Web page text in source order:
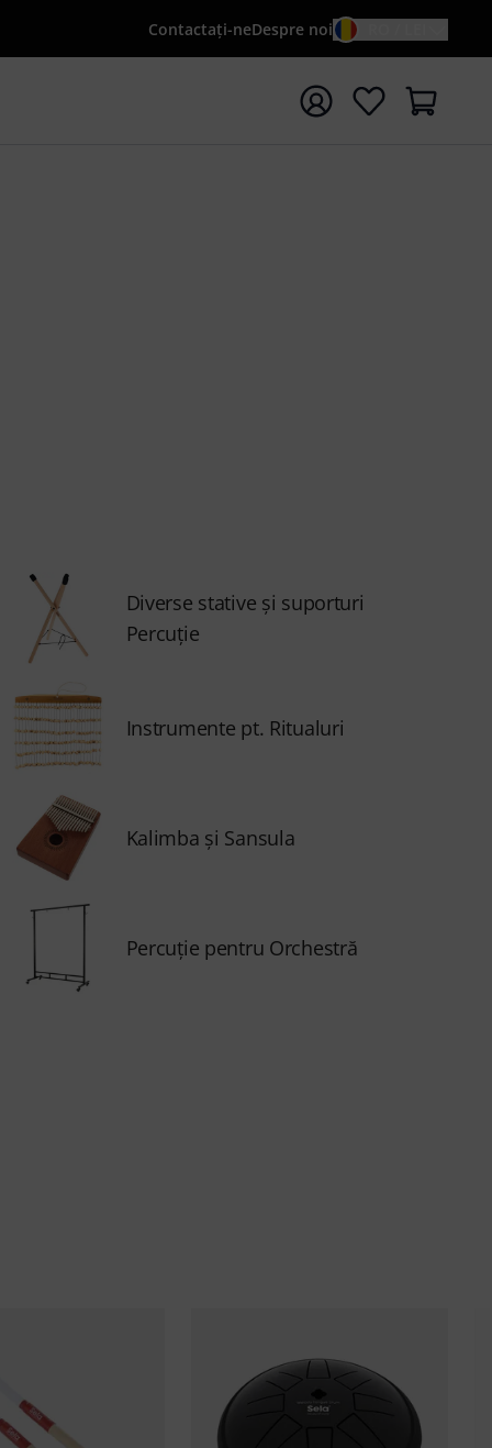
Contactaţi-neDespre noi
căutarea cu termenul de căutare {searchTerm}
Diverse stative și suporturi
Percuție
Instrumente pt. Ritualuri
Kalimba și Sansula
Percuţie pentru Orchestră